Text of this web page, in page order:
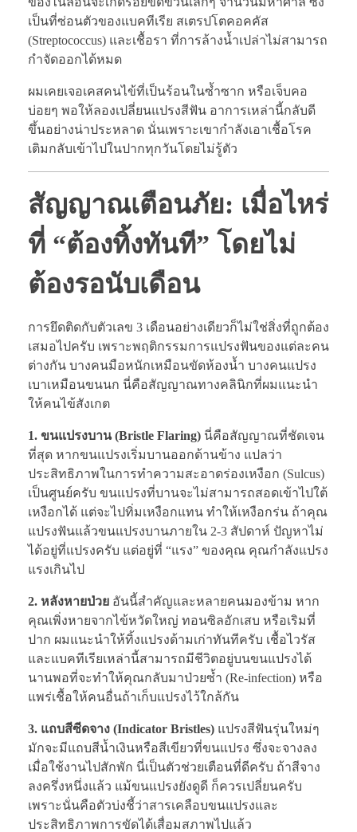
เป็นที่ซ่อนตัวของแบคทีเรีย สเตรปโตคอคคัส
(Streptococcus) และเชื้อรา ที่การล้างน้ำเปล่าไม่สามารถ
กำจัดออกได้หมด
ผมเคยเจอเคสคนไข้ที่เป็นร้อนในซ้ำซาก หรือเจ็บคอ
บ่อยๆ พอให้ลองเปลี่ยนแปรงสีฟัน อาการเหล่านี้กลับดี
ขึ้นอย่างน่าประหลาด นั่นเพราะเขากำลังเอาเชื้อโรค
เติมกลับเข้าไปในปากทุกวันโดยไม่รู้ตัว
สัญญาณเตือนภัย: เมื่อไหร่
ที่ “ต้องทิ้งทันที” โดยไม่
ต้องรอนับเดือน
การยึดติดกับตัวเลข 3 เดือนอย่างเดียวก็ไม่ใช่สิ่งที่ถูกต้อง
เสมอไปครับ เพราะพฤติกรรมการแปรงฟันของแต่ละคน
ต่างกัน บางคนมือหนักเหมือนขัดห้องน้ำ บางคนแปรง
เบาเหมือนขนนก นี่คือสัญญาณทางคลินิกที่ผมแนะนำ
ให้คนไข้สังเกต
1. ขนแปรงบาน (Bristle Flaring) นี่คือสัญญาณที่ชัดเจน
ที่สุด หากขนแปรงเริ่มบานออกด้านข้าง แปลว่า
ประสิทธิภาพในการทำความสะอาดร่องเหงือก (Sulcus)
เป็นศูนย์ครับ ขนแปรงที่บานจะไม่สามารถสอดเข้าไปใต้
เหงือกได้ แต่จะไปทิ่มเหงือกแทน ทำให้เหงือกร่น ถ้าคุณ
แปรงฟันแล้วขนแปรงบานภายใน 2-3 สัปดาห์ ปัญหาไม่
ได้อยู่ที่แปรงครับ แต่อยู่ที่ “แรง” ของคุณ คุณกำลังแปรง
แรงเกินไป
2. หลังหายป่วย อันนี้สำคัญและหลายคนมองข้าม หาก
คุณเพิ่งหายจากไข้หวัดใหญ่ ทอนซิลอักเสบ หรือเริมที่
ปาก ผมแนะนำให้ทิ้งแปรงด้ามเก่าทันทีครับ เชื้อไวรัส
และแบคทีเรียเหล่านี้สามารถมีชีวิตอยู่บนขนแปรงได้
นานพอที่จะทำให้คุณกลับมาป่วยซ้ำ (Re-infection) หรือ
แพร่เชื้อให้คนอื่นถ้าเก็บแปรงไว้ใกล้กัน
3. แถบสีซีดจาง (Indicator Bristles) แปรงสีฟันรุ่นใหม่ๆ
มักจะมีแถบสีน้ำเงินหรือสีเขียวที่ขนแปรง ซึ่งจะจางลง
เมื่อใช้งานไปสักพัก นี่เป็นตัวช่วยเตือนที่ดีครับ ถ้าสีจาง
ลงครึ่งหนึ่งแล้ว แม้ขนแปรงยังดูดี ก็ควรเปลี่ยนครับ
เพราะนั่นคือตัวบ่งชี้ว่าสารเคลือบขนแปรงและ
ประสิทธิภาพการขัดได้เสื่อมสภาพไปแล้ว